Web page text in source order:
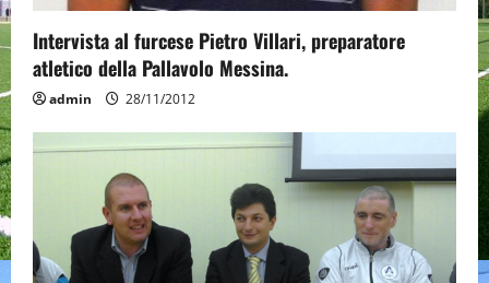
Intervista al furcese Pietro Villari, preparatore
atletico della Pallavolo Messina.
admin 28/11/2012